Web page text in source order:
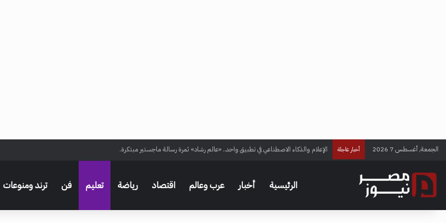
الجمعة, أغسطس 7 2026 أخبار عاجلة الإعلام والذكاء الاصطناعي في تطبيق واحد.. «عالم رشاد» ثمرة رسالة ماجستير مبتكرة.
الرئيسية أخبار عرب وعالم اقتصاد رياضة تعليم فن ترند ومنوعات